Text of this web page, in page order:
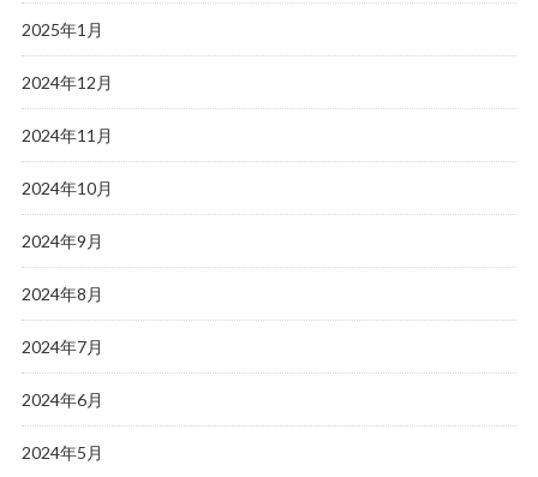
2025年1月
2024年12月
2024年11月
2024年10月
2024年9月
2024年8月
2024年7月
2024年6月
2024年5月